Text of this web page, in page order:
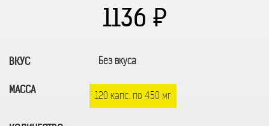
1136
ВКУС Без вкуса
МАССА 120 капс. по 450 мг